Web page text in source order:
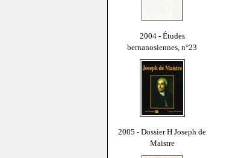
2004 - Études
bernanosiennes, n°23
2005 - Dossier H Joseph de
Maistre